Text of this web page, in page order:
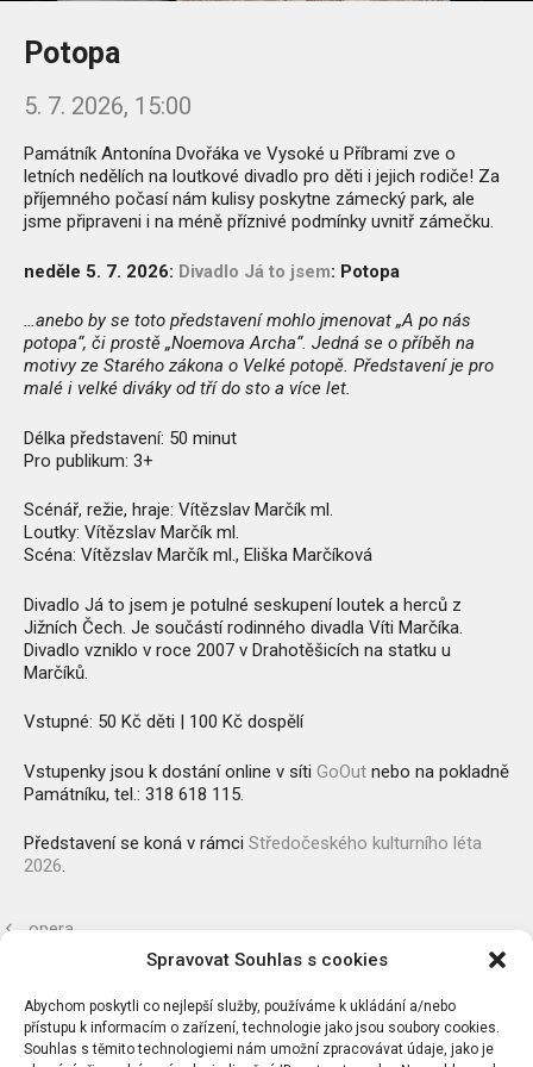
Spravovat Souhlas s cookies
Abychom poskytli co nejlepší služby, používáme k ukládání a/nebo
přístupu k informacím o zařízení, technologie jako jsou soubory cookies.
Souhlas s těmito technologiemi nám umožní zpracovávat údaje, jako je
Potopa
5. 7. 2026, 15:00
Památník Antonína Dvořáka ve Vysoké u Příbrami zve o
letních nedělích na loutkové divadlo pro děti i jejich rodiče! Za
příjemného počasí nám kulisy poskytne zámecký park, ale
jsme připraveni i na méně příznivé podmínky uvnitř zámečku.
neděle 5. 7. 2026: Divadlo Já to jsem: Potopa
…anebo by se toto představení mohlo jmenovat „A po nás
potopa“, či prostě „Noemova Archa“. Jedná se o příběh na
motivy ze Starého zákona o Velké potopě. Představení je pro
malé i velké diváky od tří do sto a více let.
Délka představení: 50 minut
Pro publikum: 3+
Scénář, režie, hraje: Vítězslav Marčík ml.
Loutky: Vítězslav Marčík ml.
Scéna: Vítězslav Marčík ml., Eliška Marčíková
Divadlo Já to jsem je potulné seskupení loutek a herců z
Jižních Čech. Je součástí rodinného divadla Víti Marčíka.
Divadlo vzniklo v roce 2007 v Drahotěšicích na statku u
Marčíků.
Vstupné: 50 Kč děti | 100 Kč dospělí
Vstupenky jsou k dostání online v síti GoOut nebo na pokladně
Památníku, tel.: 318 618 115.
Představení se koná v rámci Středočeského kulturního léta
2026.
opera
pohádkové neděle